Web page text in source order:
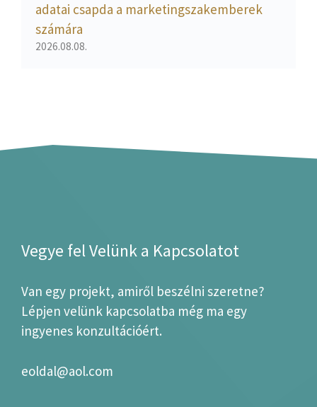
adatai csapda a marketingszakemberek
számára
2026.08.08.
Vegye fel Velünk a Kapcsolatot
Van egy projekt, amiről beszélni szeretne?
Lépjen velünk kapcsolatba még ma egy
ingyenes konzultációért.
eoldal@aol.com